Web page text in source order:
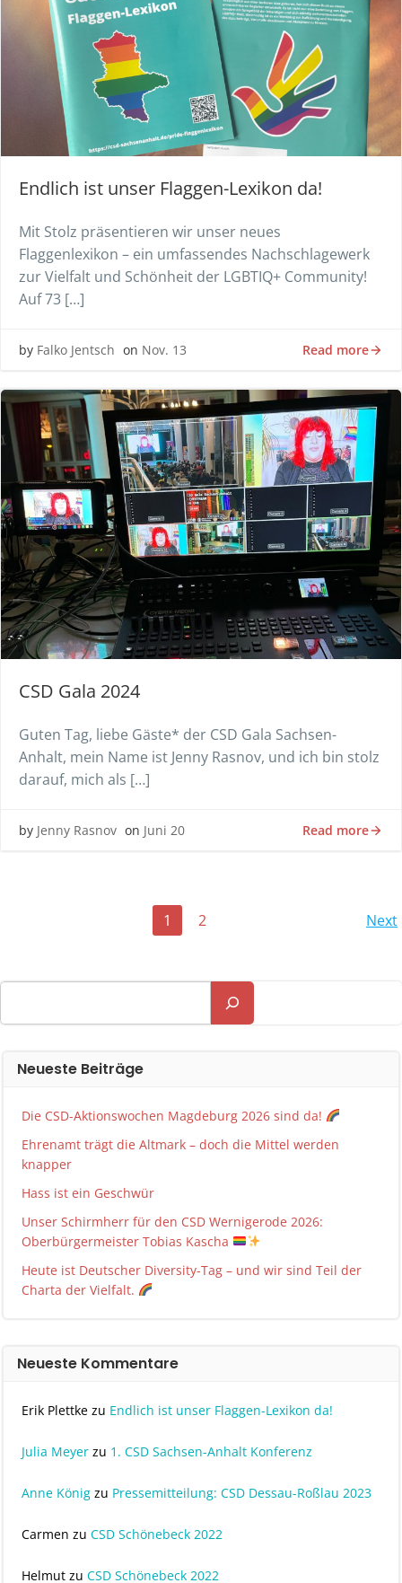
Endlich ist unser Flaggen-Lexikon da!
Mit Stolz präsentieren wir unser neues
Flaggenlexikon – ein umfassendes Nachschlagewerk
zur Vielfalt und Schönheit der LGBTIQ+ Community!
Auf 73 […]
by Falko Jentsch on Nov. 13 Read more
CSD Gala 2024
Guten Tag, liebe Gäste* der CSD Gala Sachsen-
Anhalt, mein Name ist Jenny Rasnov, und ich bin stolz
darauf, mich als […]
by Jenny Rasnov on Juni 20 Read more
navigation
Page
1 Page
2 Next
Suchen
Neueste Beiträge
Die CSD-Aktionswochen Magdeburg 2026 sind da!
Ehrenamt trägt die Altmark – doch die Mittel werden
knapper
Hass ist ein Geschwür
Unser Schirmherr für den CSD Wernigerode 2026:
Oberbürgermeister Tobias Kascha
Heute ist Deutscher Diversity-Tag – und wir sind Teil der
Charta der Vielfalt.
Neueste Kommentare
Erik Plettke zu Endlich ist unser Flaggen-Lexikon da!
Julia Meyer zu 1. CSD Sachsen-Anhalt Konferenz
Anne König zu Pressemitteilung: CSD Dessau-Roßlau 2023
Carmen zu CSD Schönebeck 2022
Helmut zu CSD Schönebeck 2022